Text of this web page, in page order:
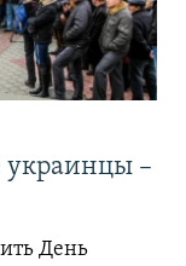
украинцы –
День